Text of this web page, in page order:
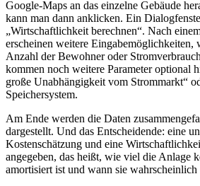
Google-Maps an das einzelne Gebäude
kann man dann anklicken. Ein
„Wirtschaftlichkeit berechnen“. Nach
erscheinen weitere Eingabemöglichkeiten,
Anzahl der Bewohner oder
kommen noch weitere Parameter optional
große Unabhängigkeit vom Strommarkt“
Speichersystem.
Am Ende werden die Daten
dargestellt. Und das Entscheidende: eine
Kostenschätzung und eine
angegeben, das heißt, wie viel die Anlage
amortisiert ist und wann sie